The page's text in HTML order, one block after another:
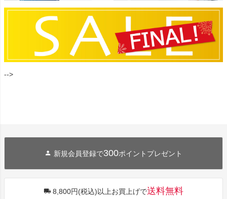
-->
新規会員登録で300ポイントプレゼント
8,800円(税込)以上お買上げで送料無料